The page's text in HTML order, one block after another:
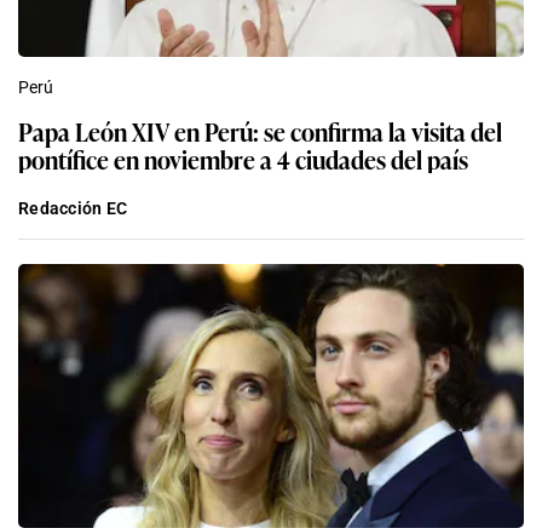
Perú
Papa León XIV en Perú: se confirma la visita del
pontífice en noviembre a 4 ciudades del país
Redacción EC